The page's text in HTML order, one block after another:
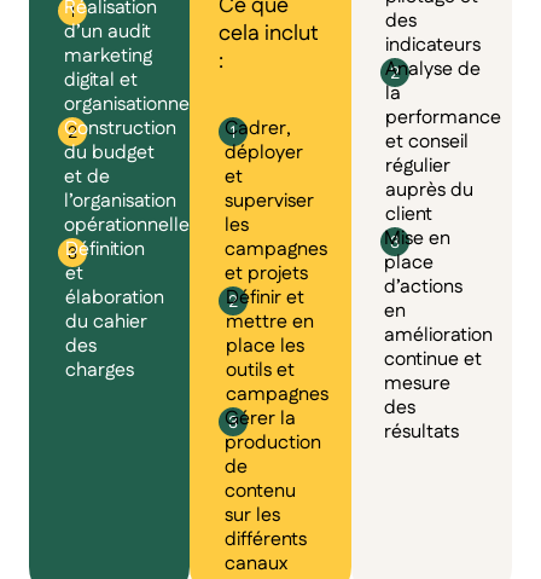
Réalisation
d’un audit
marketing
digital et
organisationnel
Construction
du budget
et de
l’organisation
opérationnelle
Définition
et
élaboration
du cahier
des
charges
cela inclut
:
Cadrer,
déployer
et
superviser
les
campagnes
et projets
Définir et
mettre en
place les
outils et
campagnes
Gérer la
production
de
contenu
sur les
différents
canaux
des
indicateurs
Analyse de
la
performance
et conseil
régulier
auprès du
client
Mise en
place
d’actions
en
amélioration
continue et
mesure
des
résultats